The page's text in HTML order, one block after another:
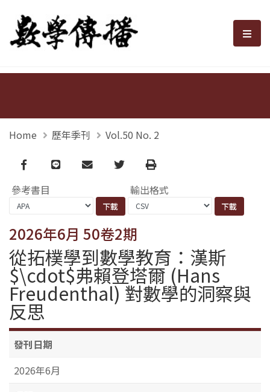
數學傳播 選
Home 歷年季刊 Vol.50 No. 2
Facebook
line email TwitterPrint
參考書目 輸出格式
2026年6月 50卷2期
從拓樸學到數學教育：漢斯
$\cdot$弗賴登塔爾 (Hans
Freudenthal) 對數學的洞察與
反思
發刊日期
2026年6月